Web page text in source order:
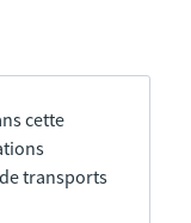
cette
transports